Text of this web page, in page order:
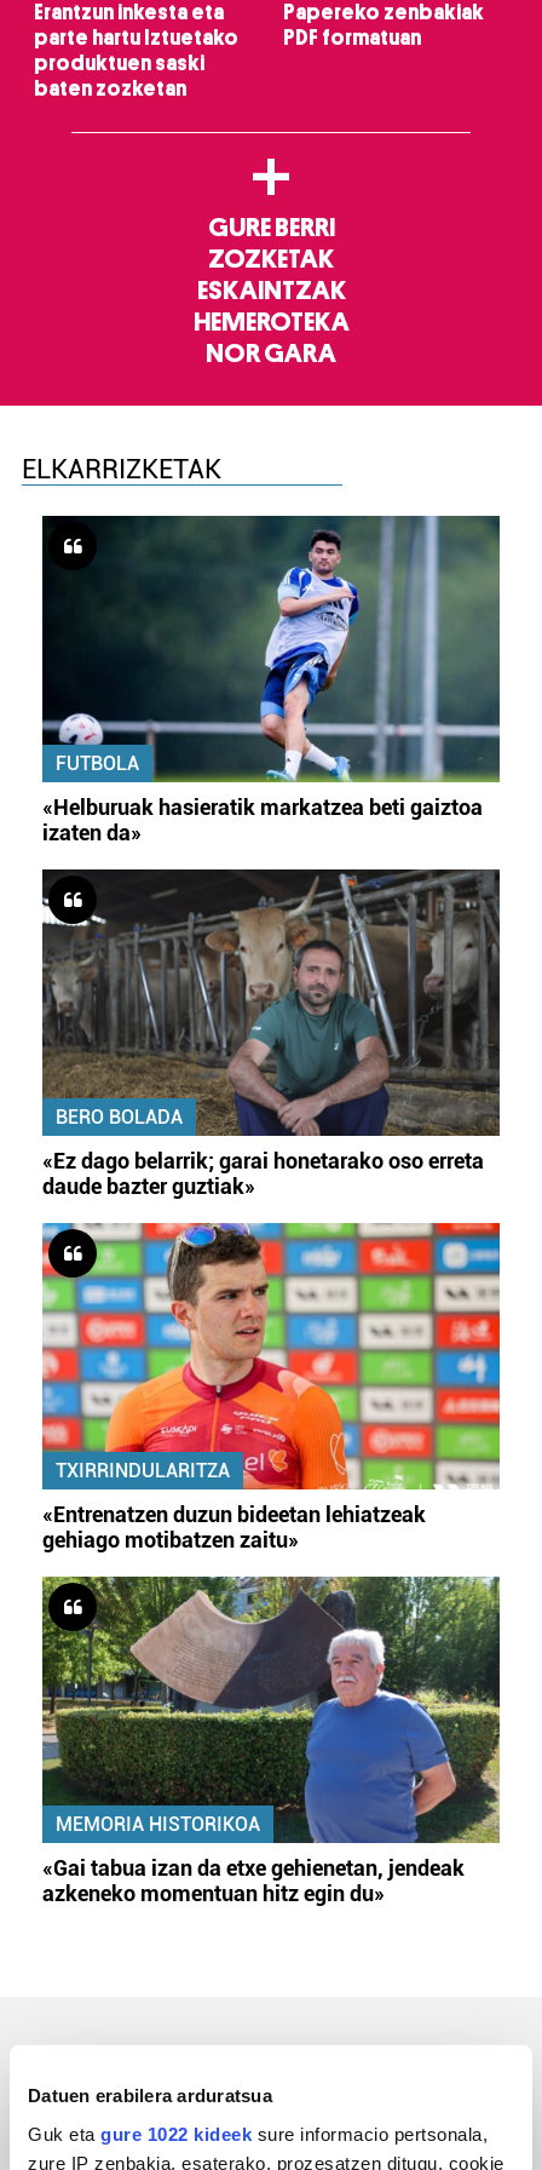
Datuen erabilera arduratsua
Guk eta gure 1022 kideek sure informacio pertsonala,
zure IP zenbakia, esaterako, prozesatzen ditugu, cookie
Erantzun inkesta eta
parte hartu Iztuetako
produktuen saski
baten zozketan
Papereko zenbakiak
PDF formatuan
+
GURE BERRI
ZOZKETAK
ESKAINTZAK
HEMEROTEKA
NOR GARA
ELKARRIZKETAK
FUTBOLA
«Helburuak hasieratik markatzea beti gaiztoa
izaten da»
BERO BOLADA
«Ez dago belarrik; garai honetarako oso erreta
daude bazter guztiak»
TXIRRINDULARITZA
«Entrenatzen duzun bideetan lehiatzeak
gehiago motibatzen zaitu»
MEMORIA HISTORIKOA
«Gai tabua izan da etxe gehienetan, jendeak
azkeneko momentuan hitz egin du»